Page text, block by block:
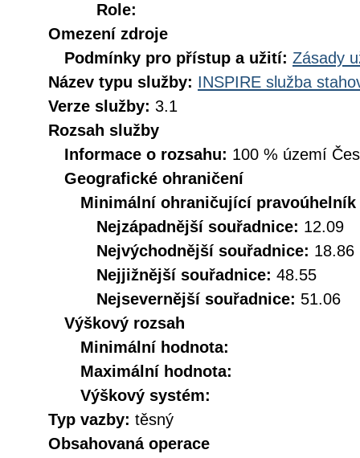
Role:
Omezení zdroje
Podmínky pro přístup a užití: Zásady
Název typu služby: INSPIRE služba
Verze služby: 3.1
Rozsah služby
Informace o rozsahu: 100 % území
Geografické ohraničení
Minimální ohraničující pravoúhelník
Nejzápadnější souřadnice: 12.09
Nejvýchodnější souřadnice: 18.86
Nejjižnější souřadnice: 48.55
Nejsevernější souřadnice: 51.06
Výškový rozsah
Minimální hodnota:
Maximální hodnota:
Výškový systém:
Typ vazby: těsný
Obsahovaná operace